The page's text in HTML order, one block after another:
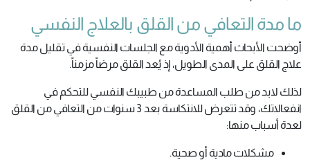
ما مدة التعافي من القلق بالعلاج النفسي
أوضحت الأبحاث أهمية الأدوية مع الجلسات النفسية في تقليل مدة
علاج القلق على المدى الطويل، إذ يُعد القلق مرضاً مزمناً.
لذلك لابد من طلب المساعدة من طبيبك النفسي للتحكم في
انفعالاتك، وقد تتعرض للانتكاسة بعد 3 سنوات من التعافي من القلق
لعدة أسباب منها:
مشكلات مادية أو صحية.